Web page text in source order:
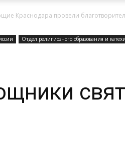
Краснодара провели
Отдел религиозного образования и